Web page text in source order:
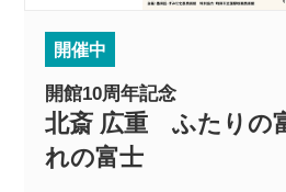
開催中
開館10周年記念
北斎 広重 ふたりの
れの富士